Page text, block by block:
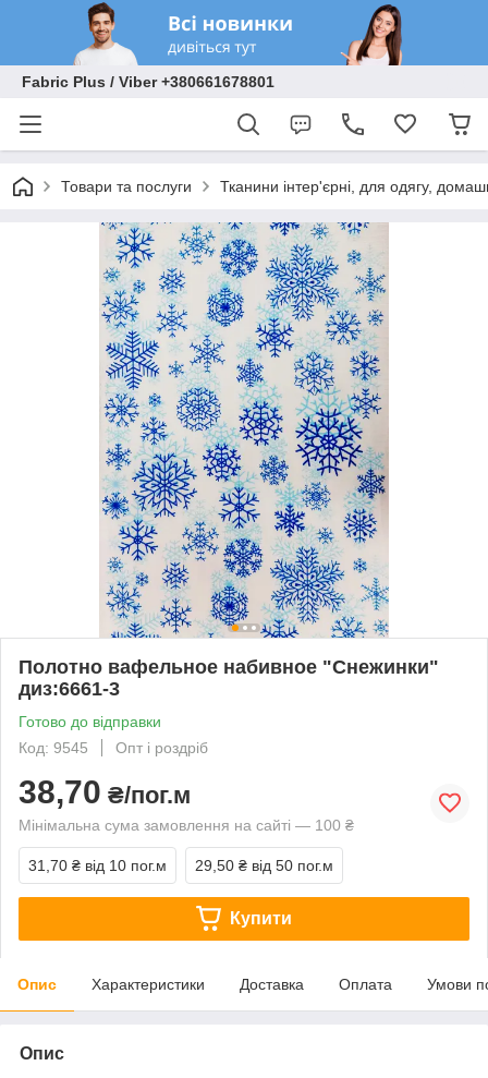
Fabric Plus / Viber +380661678801
Товари та послуги Тканини інтер'єрні, для одягу,
Полотно вафельное набивное "Снежинки"
диз:6661-3
Готово до відправки
Код: 9545
Опт і роздріб
38,70 ₴/пог.м
Мінімальна сума замовлення на сайті — 100 ₴
31,70 ₴ від 10 пог.м 29,50 ₴ від 50 пог.м
Купити
Опис Характеристики Доставка Оплата Умови
Опис